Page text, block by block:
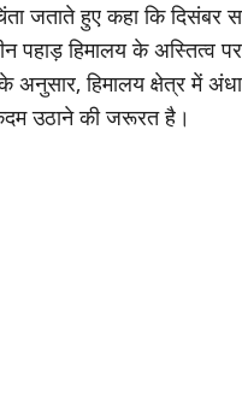
जताते हुए कहा कि दिसंबर
पहाड़ हिमालय के
हिमालय क्षेत्र में
उठाने की जरूरत है।